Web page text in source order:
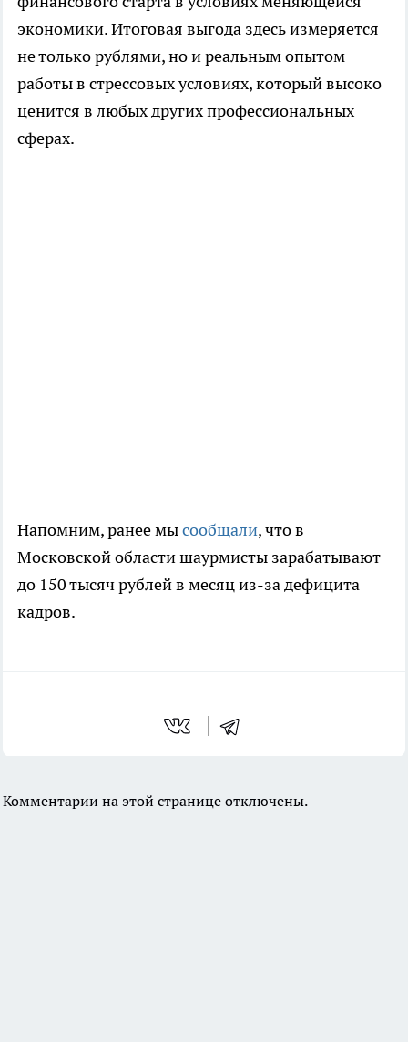
экономики. Итоговая выгода здесь измеряется
не только рублями, но и реальным опытом
работы в стрессовых условиях, который высоко
ценится в любых других профессиональных
сферах.
Напомним, ранее мысообщали, что в
Московской области шаурмисты зарабатывают
до 150 тысяч рублей в месяц из-за дефицита
кадров.
Комментарии на этой странице отключены.